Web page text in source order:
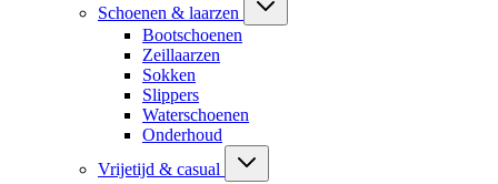
Schoenen & laarzen
Bootschoenen
Zeillaarzen
Sokken
Slippers
Waterschoenen
Onderhoud
Vrijetijd & casual